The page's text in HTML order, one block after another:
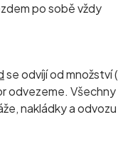
po sobě vždy
se odvíjí od množství
odvezeme. Všechny
nakládky a odvozu